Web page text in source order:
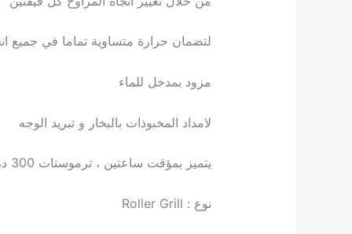
لتضمان حرارة متساوية تماما في جميع انحاء الفرن
مزود بمدخل للماء
لامداد المخبوذات بالبخار و تبريد الوجه
يتميز بمؤقت ساعتين ، ترموستات 300 درجة مئوية ، باب زجاجي مزدوج ، إضاءة داخلية. مزود ب 4 أرفف شبكية سلكية.
نوع : Roller Grill